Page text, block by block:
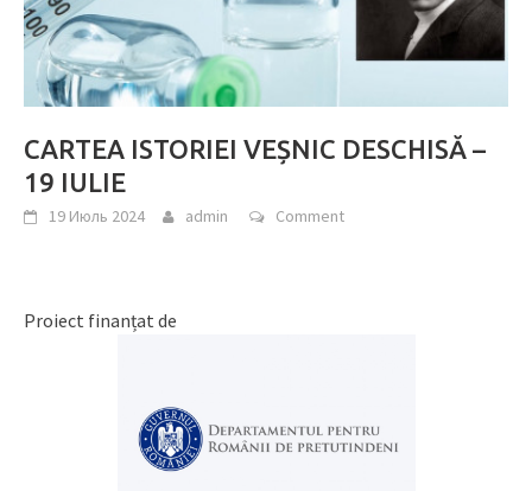
CARTEA ISTORIEI VEȘNIC DESCHISĂ –
19 IULIE
19 Июль 2024 admin Comment
Proiect finanțat de